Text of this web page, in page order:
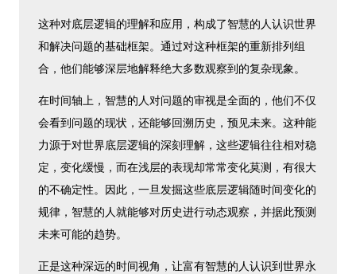
这种对底层逻辑的理解和应用，构成了智慧的人认识世界
和解决问题的基础框架。通过对这种框架的重新排列组
合，他们能够深层地解释绝大多数观察到的复杂现象。
在时间轴上，智慧的人对问题的审视是全面的，他们不仅
会看到问题的现状，还能够回溯历史，预见未来。这种能
力源于对世界底层逻辑的深刻理解，这些逻辑往往相对稳
定，变化缓慢，而在浅层的表现却常常变化莫测，有很大
的不确定性。因此，一旦发掘这些底层逻辑随时间变化的
规律，智慧的人就能够对历史进行动态观察，并据此预测
未来可能的趋势。
正是这种深远的时间视角，让富有智慧的人认识到世界永